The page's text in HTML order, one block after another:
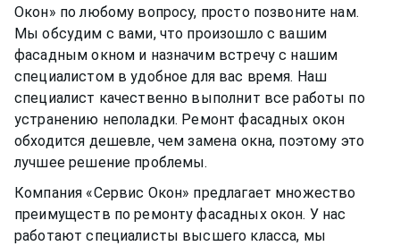
Окон» по любому вопросу, просто позвоните нам.
Мы обсудим с вами, что произошло с вашим
фасадным окном и назначим встречу с нашим
специалистом в удобное для вас время. Наш
специалист качественно выполнит все работы по
устранению неполадки. Ремонтфасадных окон
обходится дешевле, чем замена окна, поэтому это
лучшее решение проблемы.
Компания «Сервис Окон» предлагает множество
преимуществ по ремонту фасадных окон. У нас
работают специалисты высшего класса, мы